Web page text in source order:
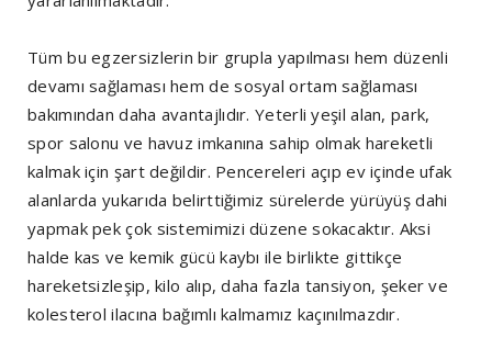
Tüm bu egzersizlerin bir grupla yapılması hem düzenli
devamı sağlaması hem de sosyal ortam sağlaması
bakımından daha avantajlıdır. Yeterli yeşil alan, park,
spor salonu ve havuz imkanına sahip olmak hareketli
kalmak için şart değildir. Pencereleri açıp ev içinde ufak
alanlarda yukarıda belirttiğimiz sürelerde yürüyüş dahi
yapmak pek çok sistemimizi düzene sokacaktır. Aksi
halde kas ve kemik gücü kaybı ile birlikte gittikçe
hareketsizleşip, kilo alıp, daha fazla tansiyon, şeker ve
kolesterol ilacına bağımlı kalmamız kaçınılmazdır.